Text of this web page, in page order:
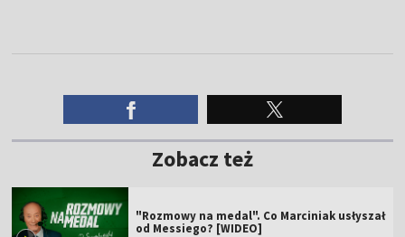
Zobacz też
"Rozmowy na medal". Co Marciniak usłyszał
od Messiego? [WIDEO]